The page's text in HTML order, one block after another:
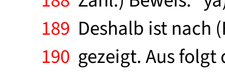
189 Deshalb ist nach
190 gezeigt. Aus